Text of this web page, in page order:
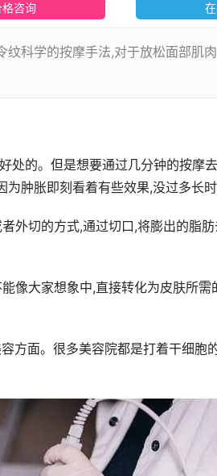
格咨询
科学的按摩手法,对于放松面部肌
处的。但是想要通过几分钟的按摩
肿胀即刻看着有些效果,没过多长时
外切的方式,通过切口,将膨出的脂
像大家想象中,直接转化为皮肤所需
方面。很多美容院都是打着干细胞